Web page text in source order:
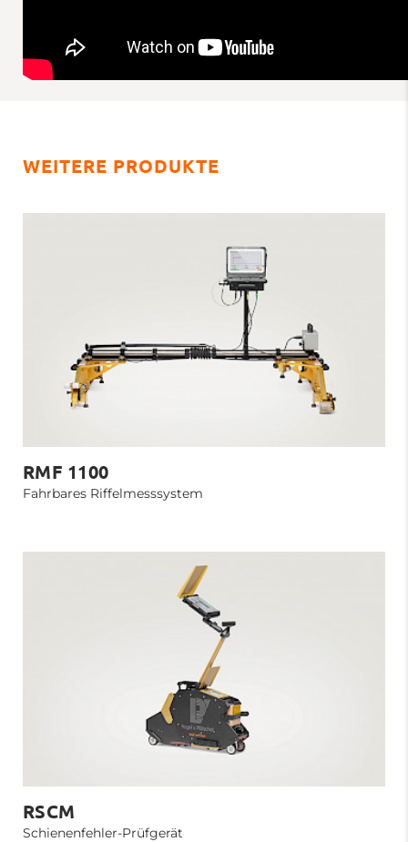
WEITERE PRODUKTE
RMF 1100
Fahrbares Riffelmesssystem
RSCM
Schienenfehler-Prüfgerät